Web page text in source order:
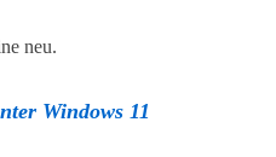
neu.
Windows 11